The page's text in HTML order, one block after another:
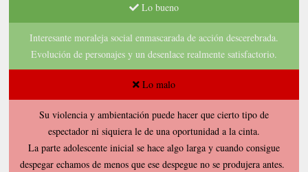
Lo bueno
Interesante moraleja social enmascarada de acción descerebrada.
Evolución de personajes y un desenlace realmente satisfactorio.
Lo malo
Su violencia y ambientación puede hacer que cierto tipo de
espectador ni siquiera le de una oportunidad a la cinta.
La parte adolescente inicial se hace algo larga y cuando consigue
despegar echamos de menos que ese despegue no se produjera antes.